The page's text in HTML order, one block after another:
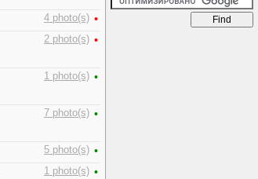
4 photo(s) •
2 photo(s) •
1 photo(s) •
7 photo(s) •
5 photo(s) •
1 photo(s) •